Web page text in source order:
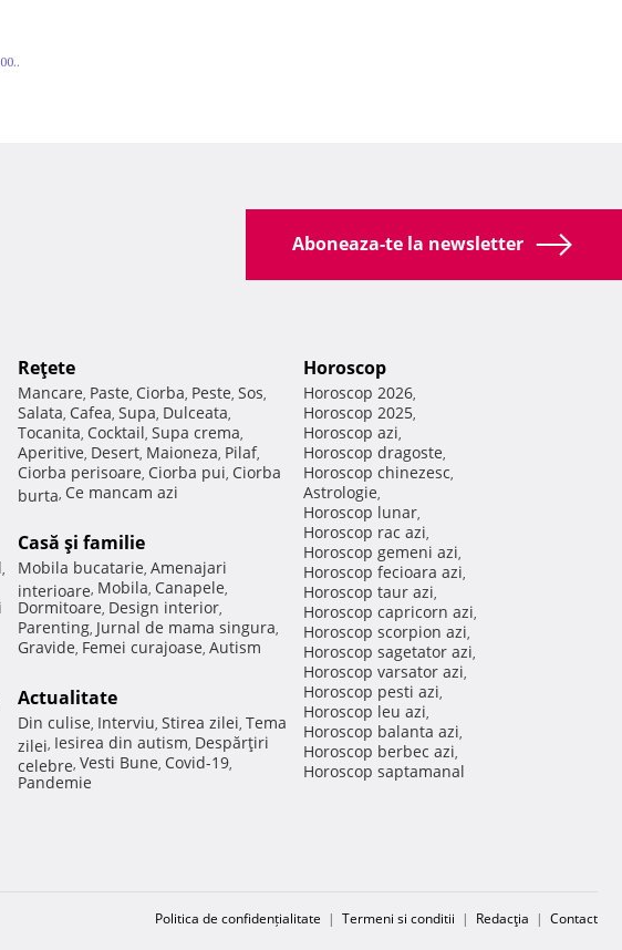
Aboneaza-te la newsletter
,
Reţete
Mancare, Paste, Ciorba, Peste, Sos,
Salata, Cafea, Supa, Dulceata,
Tocanita, Cocktail, Supa crema,
Aperitive, Desert, Maioneza, Pilaf,
Ciorba perisoare, Ciorba pui, Ciorba
burta, Ce mancam azi
Casă şi familie
Mobila bucatarie, Amenajari
interioare, Mobila, Canapele,
Dormitoare, Design interior,
Parenting, Jurnal de mama singura,
Gravide, Femei curajoase, Autism
Actualitate
Din culise, Interviu, Stirea zilei, Tema
zilei, Iesirea din autism, Despărţiri
celebre, Vesti Bune, Covid-19,
Pandemie
Horoscop
Horoscop 2026,
Horoscop 2025,
Horoscop azi,
Horoscop dragoste,
Horoscop chinezesc,
Astrologie,
Horoscop lunar,
Horoscop rac azi,
Horoscop gemeni azi,
Horoscop fecioara azi,
Horoscop taur azi,
Horoscop capricorn azi,
Horoscop scorpion azi,
Horoscop sagetator azi,
Horoscop varsator azi,
Horoscop pesti azi,
Horoscop leu azi,
Horoscop balanta azi,
Horoscop berbec azi,
Horoscop saptamanal
Politica de confidențialitate | Termeni si conditii | Redacţia | Contact